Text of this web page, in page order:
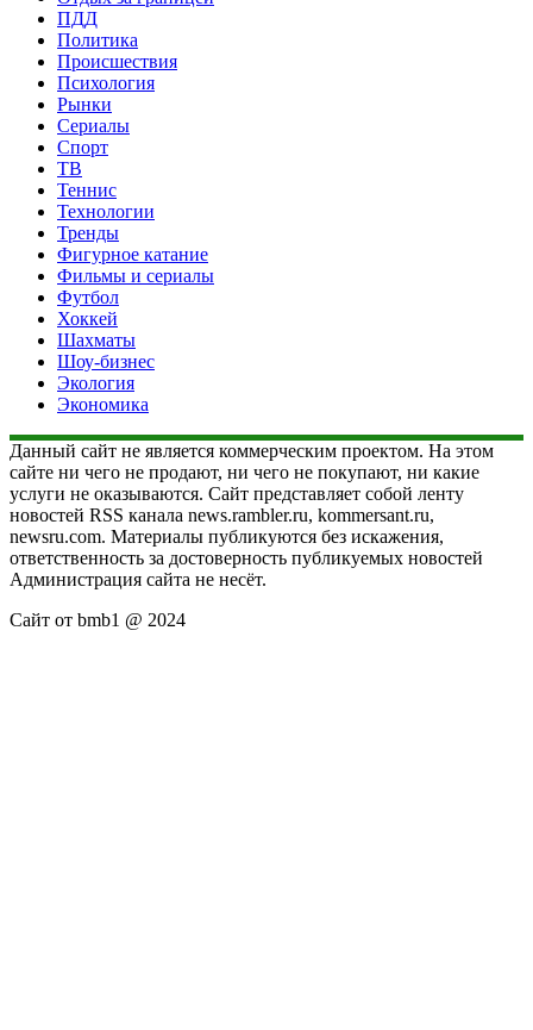
ПДД
Политика
Происшествия
Психология
Рынки
Сериалы
Спорт
ТВ
Теннис
Технологии
Тренды
Фигурное катание
Фильмы и сериалы
Футбол
Хоккей
Шахматы
Шоу-бизнес
Экология
Экономика
Данный сайт не является коммерческим проектом. На этом
сайте ни чего не продают, ни чего не покупают, ни какие
услуги не оказываются. Сайт представляет собой ленту
новостей RSS канала news.rambler.ru, kommersant.ru,
newsru.com. Материалы публикуются без искажения,
ответственность за достоверность публикуемых новостей
Администрация сайта не несёт.
Сайт от bmb1 @ 2024